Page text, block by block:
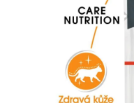
hvězdiček.